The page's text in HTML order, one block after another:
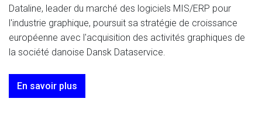
Dataline, leader du marché des logiciels MIS/ERP pour
l'industrie graphique, poursuit sa stratégie de croissance
européenne avec l'acquisition des activités graphiques de
la société danoise Dansk Dataservice.
En savoir plus